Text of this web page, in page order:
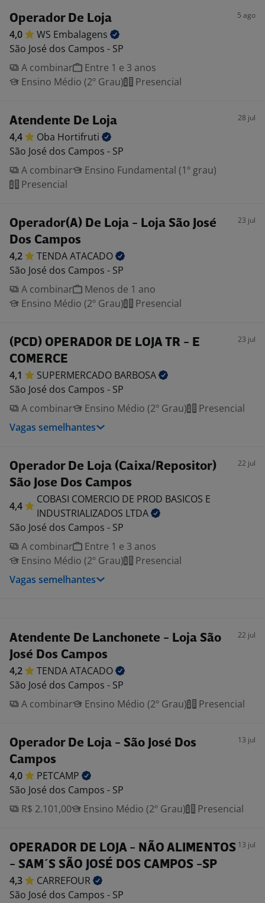
Operador De Loja 5 ago
4,0 WS Embalagens
São José dos Campos - SP
A combinar
Entre 1 e 3 anos
Ensino Médio (2º Grau)
Presencial
Atendente De Loja 28 jul
4,4 Oba Hortifruti
São José dos Campos - SP
A combinar
Ensino Fundamental (1º grau)
Presencial
Operador(A) De Loja - Loja São José
Dos Campos
23 jul
4,2 TENDAATACADO
São José dos Campos - SP
A combinar
Menos de 1 ano
Ensino Médio (2º Grau)
Presencial
(PCD) OPERADOR DE LOJA TR - E
COMERCE
23 jul
4,1 SUPERMERCADO BARBOSA
São José dos Campos - SP
A combinar
Ensino Médio (2º Grau)
Presencial
Vagas semelhantes
Operador De Loja (Caixa/Repositor)
São Jose Dos Campos
22 jul
4,4
COBASI COMERCIO DE PROD BASICOS E
INDUSTRIALIZADOS LTDA
São José dos Campos - SP
A combinar
Entre 1 e 3 anos
Ensino Médio (2º Grau)
Presencial
Vagas semelhantes
Atendente De Lanchonete - Loja São
José Dos Campos
22 jul
4,2 TENDAATACADO
São José dos Campos - SP
A combinar
Ensino Médio (2º Grau) Presencial
Operador De Loja - São José Dos
Campos
13 jul
4,0
PETCAMP
São José dos Campos - SP
R$ 2.101,00
Ensino Médio (2º Grau) Presencial
OPERADOR DE LOJA - NÃO ALIMENTOS
- SAM´S SÃO JOSÉ DOS CAMPOS -SP
13 jul
4,3
CARREFOUR
São José dos Campos - SP